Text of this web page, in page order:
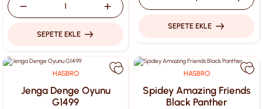
SEPETE EKLE
SEPETE EKLE
HASBRO
Jenga Denge Oyunu
G1499
HASBRO
Spidey Amazing Friends
Black Panther